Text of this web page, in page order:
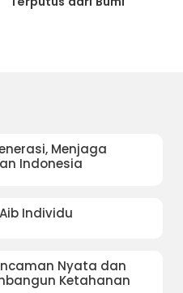
Menjaga
Indonesia
Individu
Nyata dan
Ketahanan